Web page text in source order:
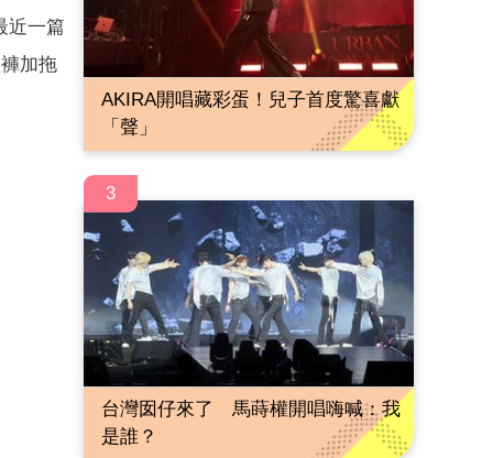
近一篇
加拖
AKIRA開唱藏彩蛋！兒子首度驚喜獻
「聲」
3
台灣囡仔來了 馬蒔權開唱嗨喊：我
是誰？